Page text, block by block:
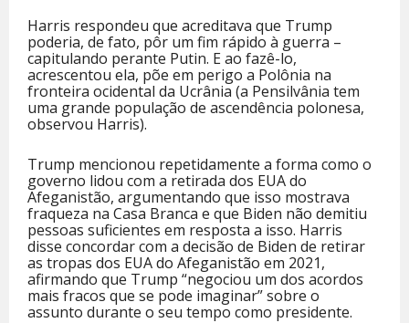
Harris respondeu que acreditava que Trump
poderia, de fato, pôr um fim rápido à guerra –
capitulando perante Putin. E ao fazê-lo,
acrescentou ela, põe em perigo a Polônia na
fronteira ocidental da Ucrânia (a Pensilvânia tem
uma grande população de ascendência polonesa,
observou Harris).
Trump mencionou repetidamente a forma como o
governo lidou com a retirada dos EUA do
Afeganistão, argumentando que isso mostrava
fraqueza na Casa Branca e que Biden não demitiu
pessoas suficientes em resposta a isso. Harris
disse concordar com a decisão de Biden de retirar
as tropas dos EUA do Afeganistão em 2021,
afirmando que Trump “negociou um dos acordos
mais fracos que se pode imaginar” sobre o
assunto durante o seu tempo como presidente.